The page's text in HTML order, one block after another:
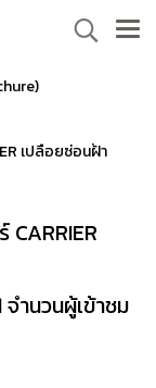
เปลือยซ่อนฝ้า
จำนวนผู้เข้าชม